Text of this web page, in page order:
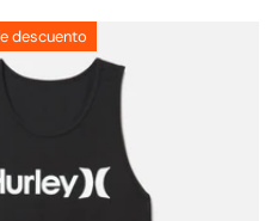
descuento